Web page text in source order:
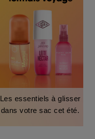
Les essentiels à glisser
dans votre sac cet été.